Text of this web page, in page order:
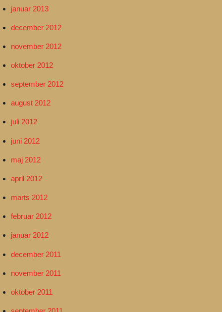
januar 2013
december 2012
november 2012
oktober 2012
september 2012
august 2012
juli 2012
juni 2012
maj 2012
april 2012
marts 2012
februar 2012
januar 2012
december 2011
november 2011
oktober 2011